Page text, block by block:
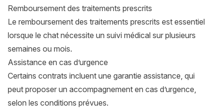
Remboursement des traitements prescrits
Le remboursement des traitements prescrits est essentiel
lorsque le chat nécessite un suivi médical sur plusieurs
semaines ou mois.
Assistance en cas d’urgence
Certains contrats incluent une garantie assistance, qui
peut proposer un accompagnement en cas d’urgence,
selon les conditions prévues.